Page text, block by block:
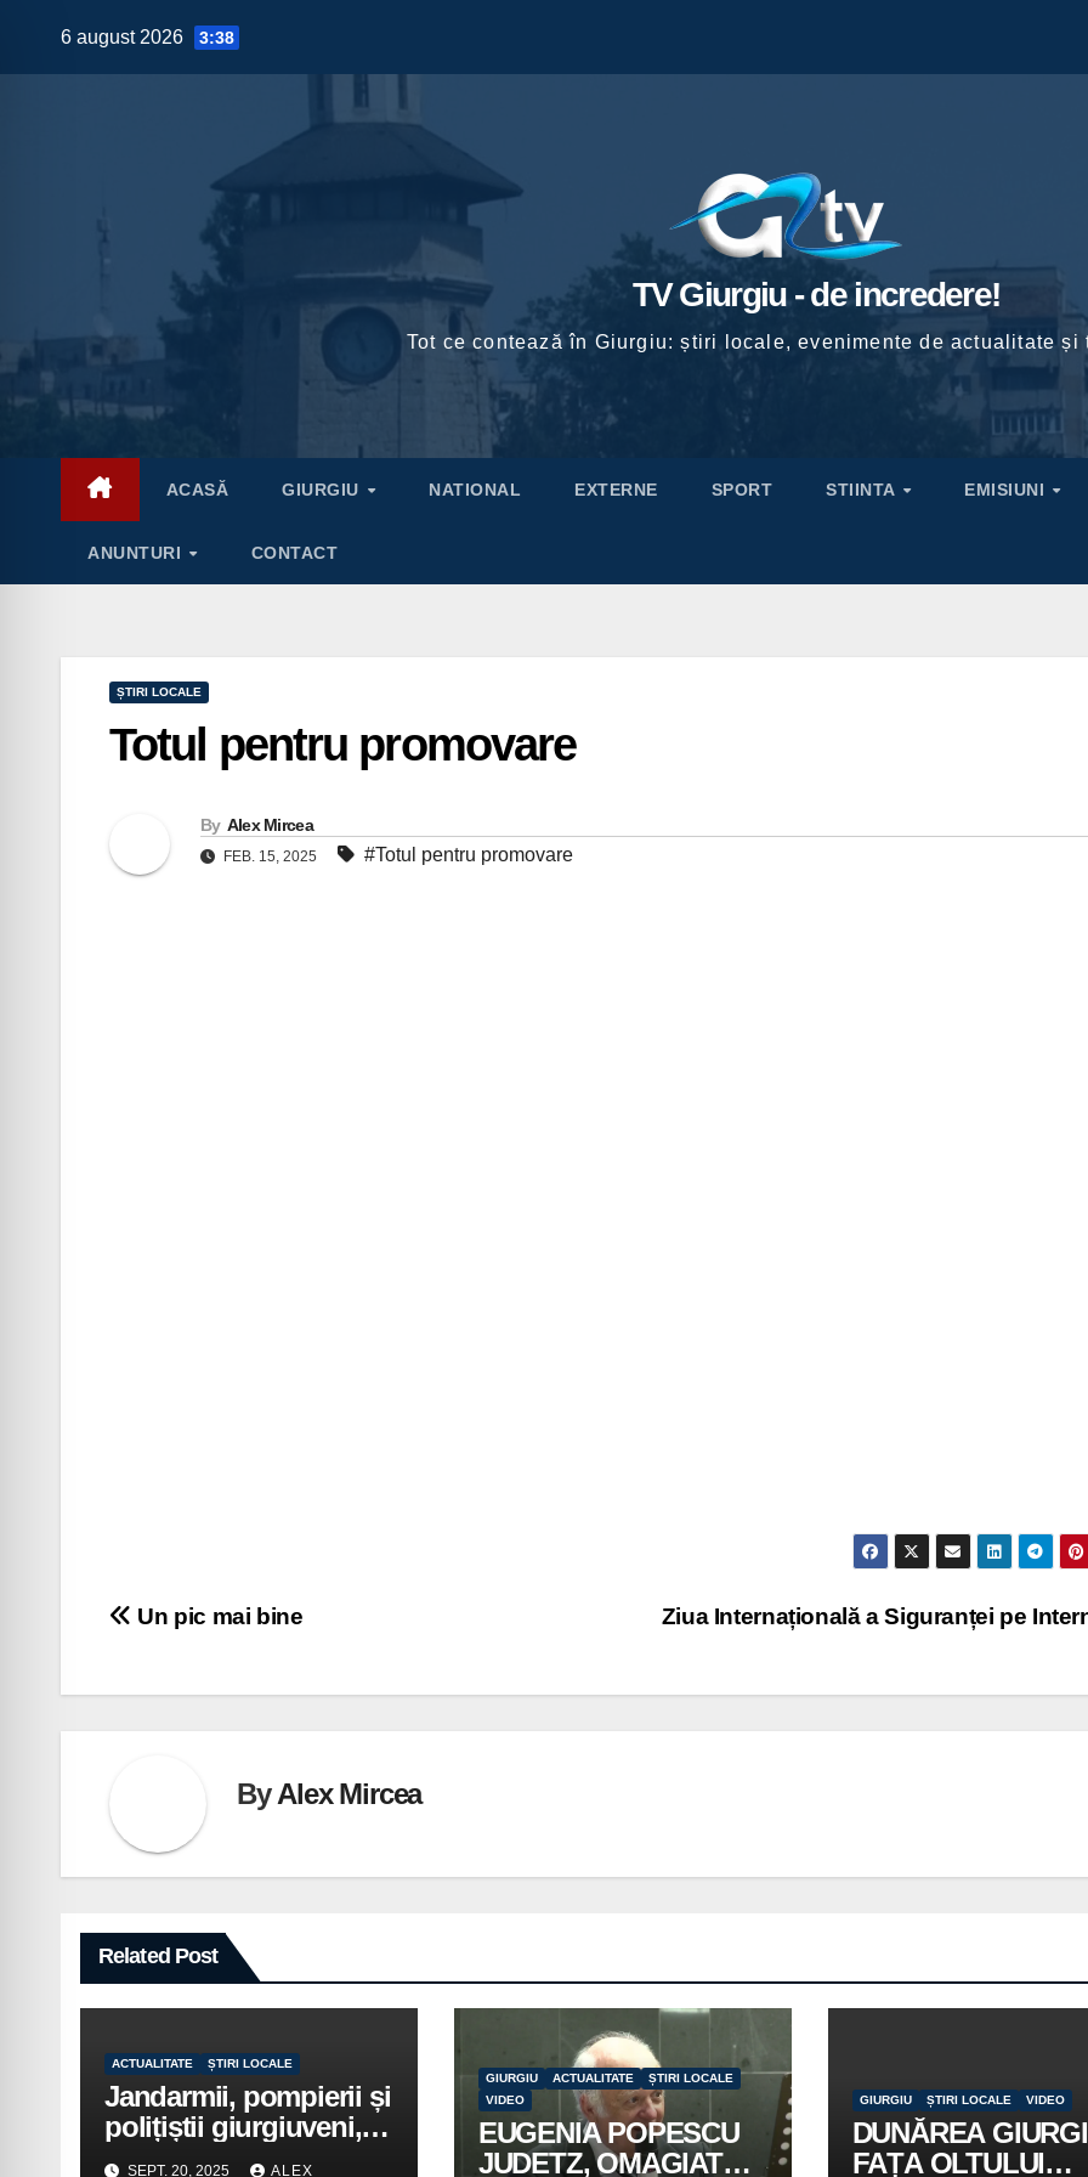
6 august 2026 3:38
TV Giurgiu - de incredere!
Tot ce contează în Giurgiu: știri locale, evenimente de actualitate
ACASĂ GIURGIU NATIONAL EXTERNE SPORT STIINTA EMISIUNI
ANUNTURI CONTACT
ȘTIRI LOCALE
Totul pentru promovare
By Alex Mircea
FEB. 15, 2025 #Totul pentru promovare
Navigare
Ziua Internațională a Siguranței pe
Un pic mai bine
ByAlex Mircea
Related Post
ACTUALITATE ȘTIRI LOCALE
Jandarmii, pompierii și
polițiștii giurgiuveni,
implicați în acțiuni de
SEPT. 20, 2025 ALEX
GIURGIU ACTUALITATE
ȘTIRI LOCALE
VIDEO
EUGENIA POPESCU
JUDETZ, OMAGIATĂ
GIURGIU ȘTIRI LOCALE VIDEO
DUNĂREA
FAȚA OLTULUI